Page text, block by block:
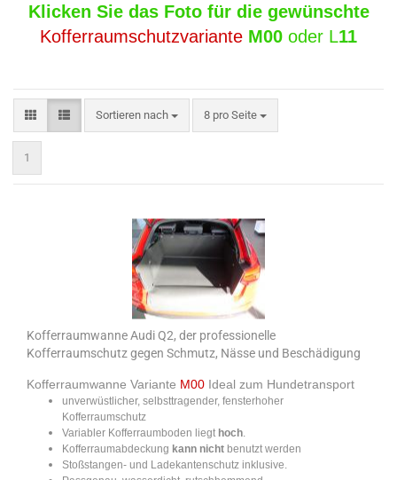
Klicken Sie das Foto für die gewünschte
Kofferraumschutzvariante M00 oder L11
Sortieren nach
Sortieren nach 8 pro Seite
pro Seite
1
Kofferraumwanne Audi Q2, der professionelle
Kofferraumschutz gegen Schmutz, Nässe und Beschädigung
Kofferraumwanne Variante M00 Ideal zum Hundetransport
unverwüstlicher, selbsttragender, fensterhoher
Kofferraumschutz
Variabler Kofferraumboden liegt hoch.
​Kofferraumabdeckung kann nicht benutzt werden
Stoßstangen- und Ladekantenschutz inklusive.